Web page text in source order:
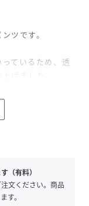
ツです。
ているため、透
げました。
の極細番手で
となります。
（有料）
文ください。商品
す。